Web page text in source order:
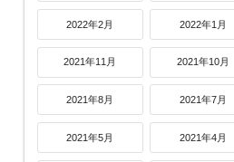
2022年2月 2022年1月
2021年11月 2021年10月
2021年8月 2021年7月
2021年5月 2021年4月